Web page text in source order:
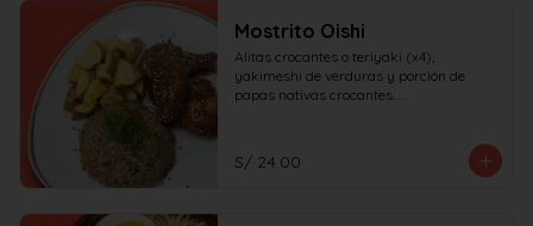
Mostrito Oishi
Alitas crocantes o teriyaki (x4),
yakimeshi de verduras y porción de
papas nativas crocantes.
S/ 24.00